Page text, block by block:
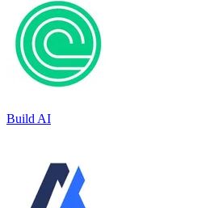
Build AI